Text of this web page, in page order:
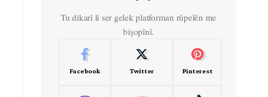
Tu dikarî li ser gelek platforman rûpelên me
bişopînî.
Facebook Twitter Pinterest